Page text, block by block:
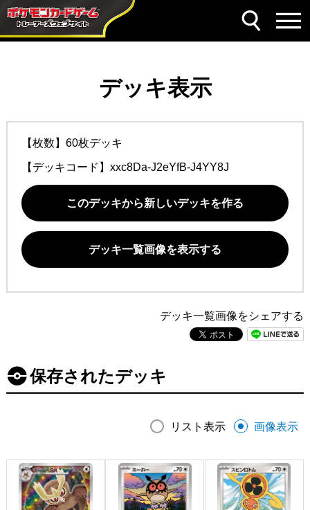
デッキ表示
【枚数】60枚デッキ
【デッキコード】 xxc8Da-J2eYfB-J4YY8J
このデッキから新しいデッキを作る
デッキ一覧画像を表示する
デッキ一覧画像をシェアする
保存されたデッキ
リスト表示 画像表示